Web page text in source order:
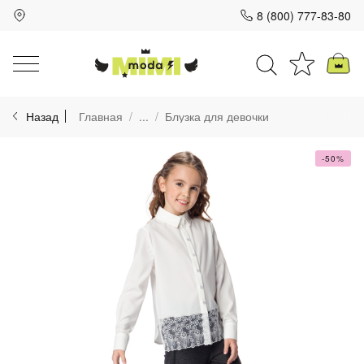
8 (800) 777-83-80
Назад Главная ... Блузка для девочки
-50%
Для клиентов всех банков
Разбейте
на части
без переплат
График платежей